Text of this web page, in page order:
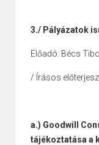
3./ Pályázatok
Előadó: Bécs
/ Írásos
a.) Goodwill
tájékoztatása a